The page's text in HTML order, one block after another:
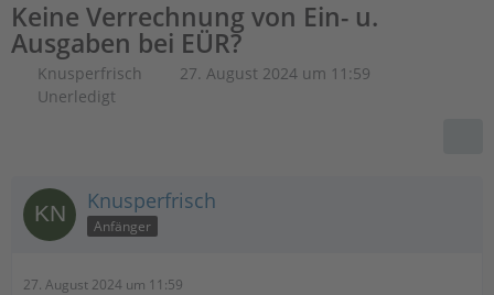
Keine Verrechnung von Ein- u.
Ausgaben bei EÜR?
Knusperfrisch
27. August 2024 um 11:59
Unerledigt
Knusperfrisch
Anfänger
27. August 2024 um 11:59